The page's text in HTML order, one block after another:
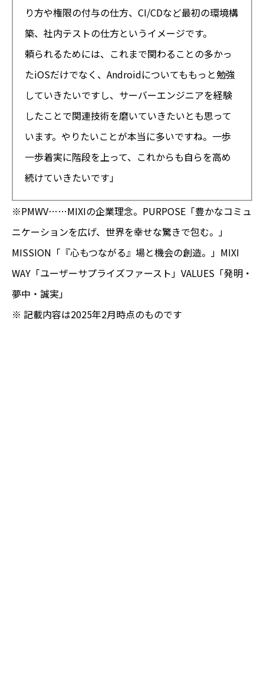
り方や権限の付与の仕方、CI/CDなど最初の環境構
築、社内テストの仕方というイメージです。
頼られるためには、これまで関わることの多かっ
たiOSだけでなく、 Androidについてももっと勉強
していきたいですし、サーバーエンジニアを経験
したことで関連技術を磨いていきたいとも思って
います。やりたいことが本当に多いですね。一歩
一歩着実に階段を上って、これからも自らを高め
続けていきたいです」
※PMWV……MIXIの企業理念。PURPOSE「豊かなコミュ
ニケーションを広げ、世界を幸せな驚きで包む。」
MISSION「『心もつながる』場と機会の創造。」MIXI
WAY「ユーザーサプライズファースト」VALUES「発明・
夢中・誠実」
※ 記載内容は2025年2月時点のものです